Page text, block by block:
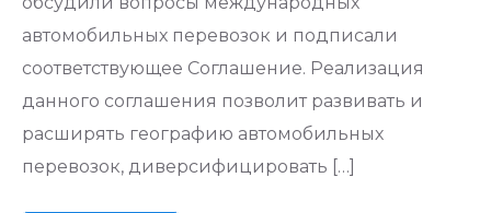
автомобильных перевозок и подписали
соответствующее Соглашение. Реализация
данного соглашения позволит развивать и
расширять географию автомобильных
перевозок, диверсифицировать […]